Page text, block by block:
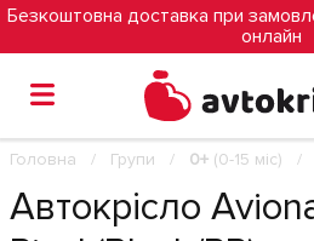
Безкоштовна доставка при
онлайн
Головна Групи 0+ (0-15 міс)
Автокрісло